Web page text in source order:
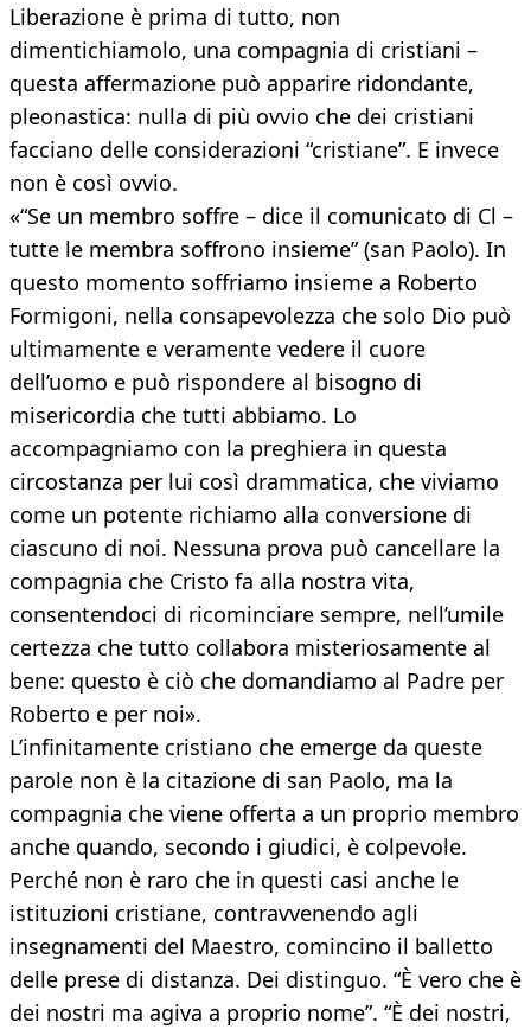
Liberazione è prima di tutto, non
dimentichiamolo, una compagnia di cristiani –
questa affermazione può apparire ridondante,
pleonastica: nulla di più ovvio che dei cristiani
facciano delle considerazioni “cristiane”. E invece
non è così ovvio.
«“Se un membro soffre – dice il comunicato di Cl –
tutte le membra soffrono insieme” (san Paolo). In
questo momento soffriamo insieme a Roberto
Formigoni, nella consapevolezza che solo Dio può
ultimamente e veramente vedere il cuore
dell’uomo e può rispondere al bisogno di
misericordia che tutti abbiamo. Lo
accompagniamo con la preghiera in questa
circostanza per lui così drammatica, che viviamo
come un potente richiamo alla conversione di
ciascuno di noi. Nessuna prova può cancellare la
compagnia che Cristo fa alla nostra vita,
consentendoci di ricominciare sempre, nell’umile
certezza che tutto collabora misteriosamente al
bene: questo è ciò che domandiamo al Padre per
Roberto e per noi».
L’infinitamente cristiano che emerge da queste
parole non è la citazione di san Paolo, ma la
compagnia che viene offerta a un proprio membro
anche quando, secondo i giudici, è colpevole.
Perché non è raro che in questi casi anche le
istituzioni cristiane, contravvenendo agli
insegnamenti del Maestro, comincino il balletto
delle prese di distanza. Dei distinguo. “È vero che è
dei nostri ma agiva a proprio nome”. “È dei nostri,